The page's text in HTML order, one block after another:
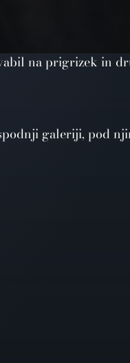
na prigrizek in
galeriji, pod